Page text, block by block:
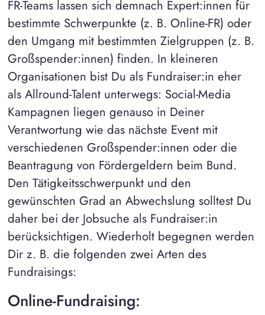
FR-Teams lassen sich demnach Expert:innen für
bestimmte Schwerpunkte (z. B. Online-FR) oder
den Umgang mit bestimmten Zielgruppen (z. B.
Großspender:innen) finden. In kleineren
Organisationen bist Du als Fundraiser:in eher
als Allround-Talent unterwegs: Social-Media
Kampagnen liegen genauso in Deiner
Verantwortung wie das nächste Event mit
verschiedenen Großspender:innen oder die
Beantragung von Fördergeldern beim Bund.
Den Tätigkeitsschwerpunkt und den
gewünschten Grad an Abwechslung solltest Du
daher bei der Jobsuche als Fundraiser:in
berücksichtigen. Wiederholt begegnen werden
Dir z. B. die folgenden zwei Arten des
Fundraisings:
Online-Fundraising: